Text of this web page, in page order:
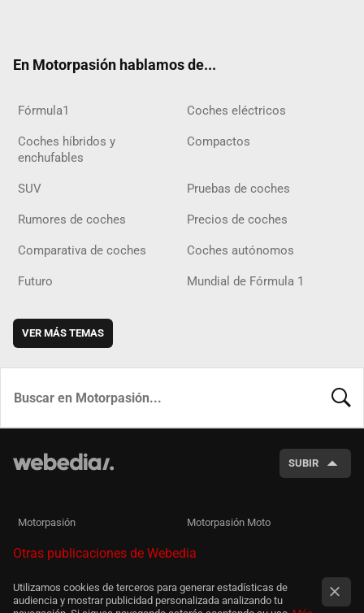
En Motorpasión hablamos de...
Fórmula1 Coches eléctricos
Coches híbridos y
enchufables
Compactos
SUV Pruebas de coches
Rumores de coches Precios de coches
Comparativa de coches Coches autónomos
Futuro Mundial de Fórmula 1
VER MÁS TEMAS
SUBIR
Motorpasión Motorpasión Moto
Otras publicaciones de Webedia
Utilizamos cookies de terceros para generar estadísticas de
audiencia y mostrar publicidad personalizada analizando tu